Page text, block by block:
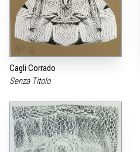
Cagli Corrado
Senza Titolo